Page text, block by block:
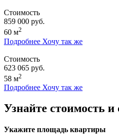
Стоимость
859 000 руб.
60 м2
Подробнее Хочу так же
Стоимость
623 065 руб.
58 м2
Подробнее Хочу так же
Узнайте стоимость и
Укажите площадь квартиры